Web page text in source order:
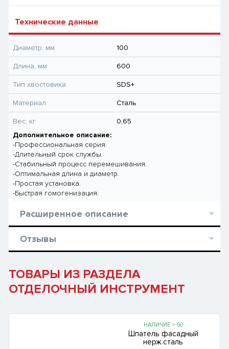
Технические данные
Диаметр, мм 100
Длина, мм 600
Тип хвостовика SDS+
Материал Сталь
Вес, кг
0,65
Дополнительное описание:
-Профессиональная серия.
-Длительный срок службы.
-Стабильный процесс перемешивания.
-Оптимальная длина и диаметр.
-Простая установка.
-Быстрая гомогенизация.
Расширенное описание
Отзывы
ТОВАРЫ ИЗ РАЗДЕЛА
ОТДЕЛОЧНЫЙ ИНСТРУМЕНТ
НАЛИЧИЕ > 50
Шпатель фасадный
нерж.сталь